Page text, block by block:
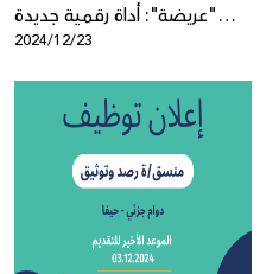
"عريضة": أداة رقمية جديدة
لدعم النشاط الرقمي
الفلسطيني
2024/12/23